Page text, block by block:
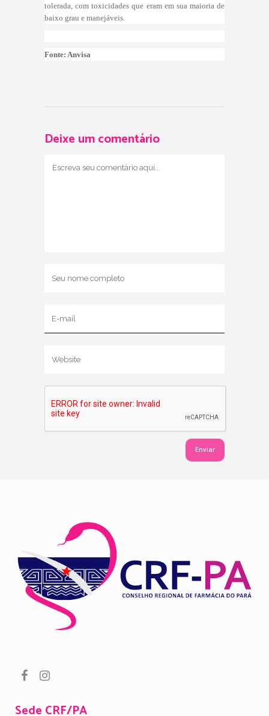
tolerada, com toxicidades que eram em sua maioria de
baixo grau e manejáveis.
Fonte: Anvisa
Deixe um comentário
Sede CRF/PA